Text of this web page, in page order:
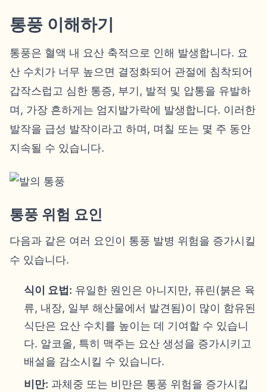
통풍 이해하기
통풍은 혈액 내 요산 축적으로 인해 발생합니다. 요
산 수치가 너무 높으면 결정화되어 관절에 침착되어
갑작스럽고 심한 통증, 부기, 발적 및 압통을 유발하
며, 가장 흔하게는 엄지발가락에 발생합니다. 이러한
발작을 급성 발작이라고 하며, 며칠 또는 몇 주 동안
지속될 수 있습니다.
통풍 위험 요인
다음과 같은 여러 요인이 통풍 발병 위험을 증가시킬
수 있습니다.
식이 요법: 유일한 원인은 아니지만, 퓨린(붉은 육
류, 내장, 일부 해산물에서 발견됨)이 많이 함유된
식단은 요산 수치를 높이는 데 기여할 수 있습니
다. 알코올, 특히 맥주는 요산 생성을 증가시키고
배설을 감소시킬 수 있습니다.
비만: 과체중 또는 비만은 통풍 위험을 증가시킵